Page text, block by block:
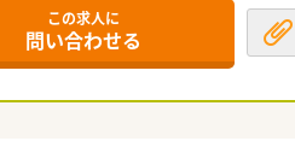
この求人に
問い合わせる